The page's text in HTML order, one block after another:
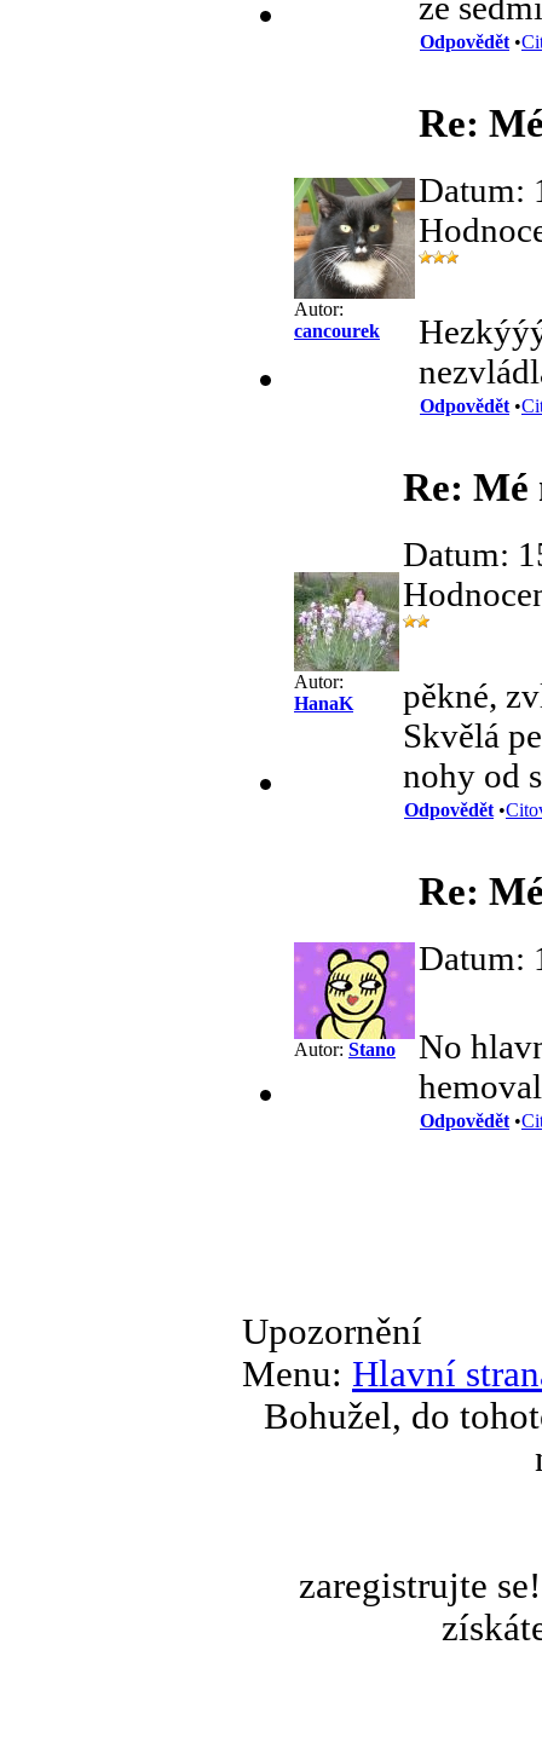
Odpovědět •
Autor:
cancourek
Re:
Datum:
Odpovědět •
Autor:
HanaK
Re: Mé
Datum:
pěkné,
Skvělá
nohy od
Odpovědět •
Autor: Stano
Re:
Datum:
No
Odpovědět •
Upozornění
Menu: Hlavní
Bohužel, do
zaregistrujte